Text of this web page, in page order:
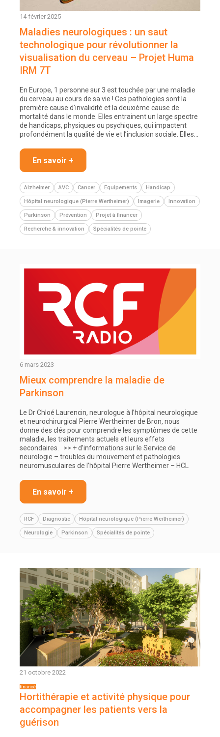
14 février 2025
Maladies neurologiques : un saut
technologique pour révolutionner la
visualisation du cerveau – Projet Huma
IRM 7T
En Europe, 1 personne sur 3 est touchée par une maladie
du cerveau au cours de sa vie ! Ces pathologies sont la
première cause d’invalidité et la deuxième cause de
mortalité dans le monde. Elles entrainent un large spectre
de handicaps, physiques ou psychiques, qui impactent
profondément la qualité de vie et l’inclusion sociale. Elles…
En savoir +
Alzheimer AVC Cancer Equipements Handicap
Hôpital neurologique (Pierre Wertheimer) Imagerie Innovation
Parkinson Prévention Projet à financer
Recherche & innovation Spécialités de pointe
6 mars 2023
Mieux comprendre la maladie de
Parkinson
Le Dr Chloé Laurencin, neurologue à l’hôpital neurologique
et neurochirurgical Pierre Wertheimer de Bron, nous
donne des clés pour comprendre les symptômes de cette
maladie, les traitements actuels et leurs effets
secondaires. >> + d’informations sur le Service de
neurologie – troubles du mouvement et pathologies
neuromusculaires de l’hôpital Pierre Wertheimer – HCL
En savoir +
RCF Diagnostic Hôpital neurologique (Pierre Wertheimer)
Neurologie Parkinson Spécialités de pointe
21 octobre 2022
Hortithérapie et activité physique pour
accompagner les patients vers la
guérison